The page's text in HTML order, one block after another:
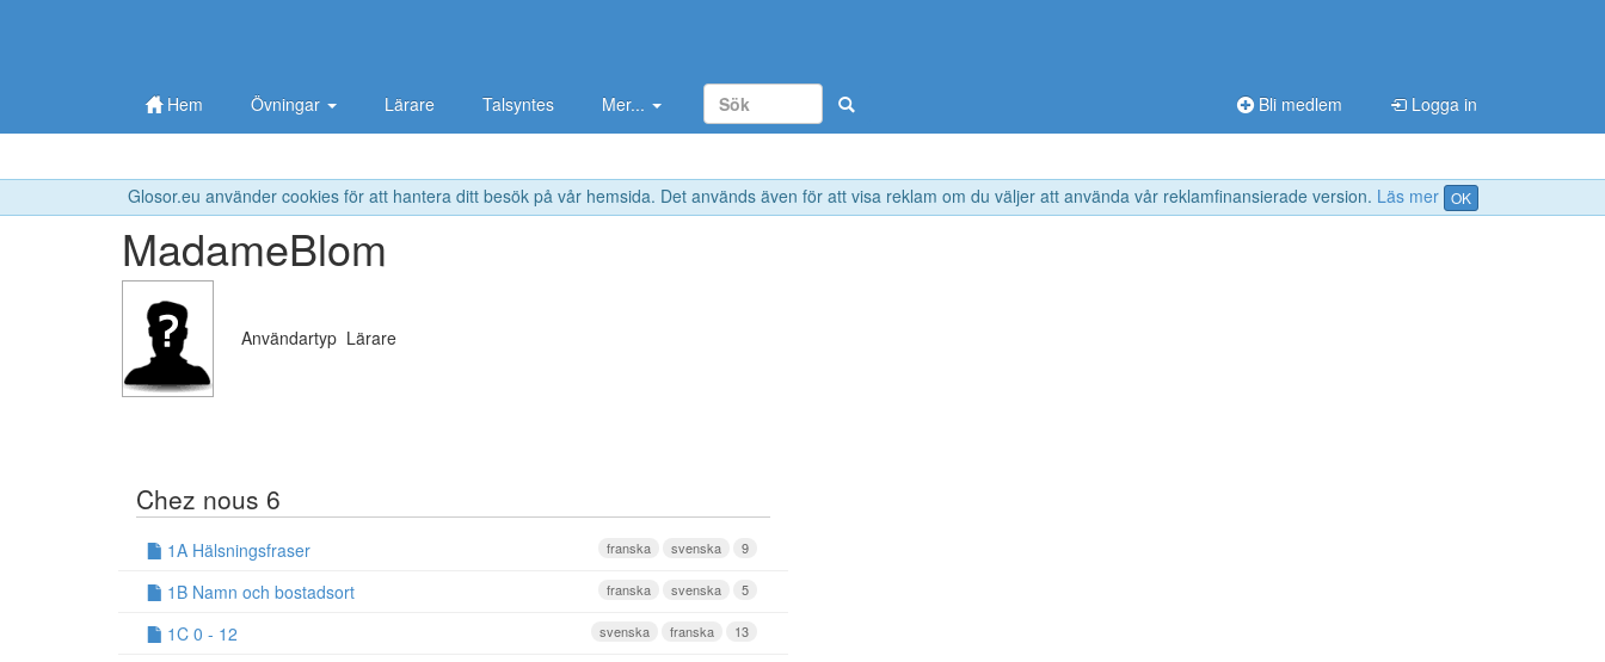
Glosor.eu använder cookies för att hantera ditt besök på vår hemsida. Det används även för att visa reklam om du väljer att använda vår reklamfinansierade version. Läs mer OK
Hem Övningar Lärare Talsyntes Mer... Bli medlem Logga in
MadameBlom
Användartyp Lärare
Chez nous 6
9
svenska
franska
1A Hälsningsfraser
5
svenska
franska
1B Namn och bostadsort
13
franska
svenska
1C 0 - 12